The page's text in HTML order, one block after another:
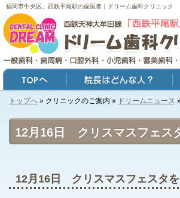
12月16日 クリスマスフェス
福岡市中央区、西鉄平尾駅の歯医者｜ドリーム歯科クリニック
トップへ » クリニックのご案内 » ドリームニュース
12月16日 クリスマスフェスタを
トップ 院長はどんな人？